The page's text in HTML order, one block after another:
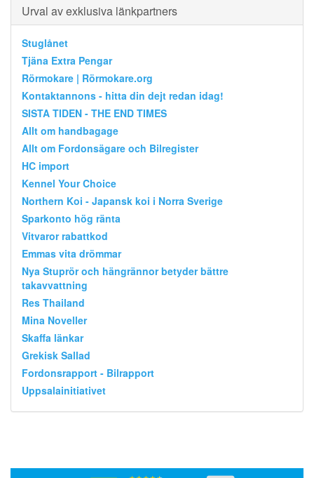
Urval av exklusiva länkpartners
Stuglånet
Tjäna Extra Pengar
Rörmokare | Rörmokare.org
Kontaktannons - hitta din dejt redan idag!
SISTA TIDEN - THE END TIMES
Allt om handbagage
Allt om Fordonsägare och Bilregister
HC import
Kennel Your Choice
Northern Koi - Japansk koi i Norra Sverige
Sparkonto hög ränta
Vitvaror rabattkod
Emmas vita drömmar
Nya Stuprör och hängrännor betyder bättre
takavvattning
Res Thailand
Mina Noveller
Skaffa länkar
Grekisk Sallad
Fordonsrapport - Bilrapport
Uppsalainitiativet